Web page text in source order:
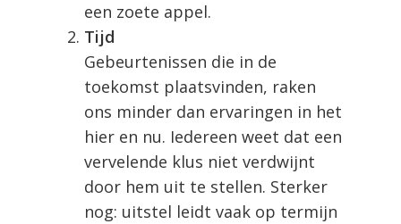
een zoete appel.
Tijd
Gebeurtenissen die in de
toekomst plaatsvinden, raken
ons minder dan ervaringen in het
hier en nu. Iedereen weet dat een
vervelende klus niet verdwijnt
door hem uit te stellen. Sterker
nog: uitstel leidt vaak op termijn